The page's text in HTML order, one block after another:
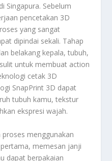
Singapura. Sebelum
pencetakan 3D
yang sangat
dipindai sekali. Tahap
belakang kepala, tubuh,
untuk membuat action
cetak 3D
SnapPrint 3D dapat
tubuh kamu, tekstur
ekspresi wajah.
menggunakan
memesan janji
dapat berpakaian